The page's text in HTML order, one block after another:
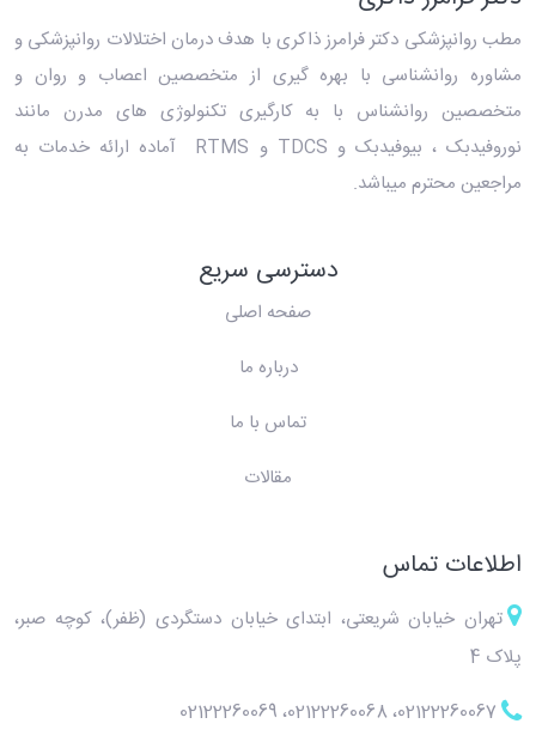
مطب روانپزشکی دکتر فرامرز ذاکری با هدف درمان اختلالات روانپزشکی و
مشاوره روانشناسی با بهره گیری از متخصصین اعصاب و روان و
متخصصین روانشناس با به کارگیری تکنولوژی های مدرن مانند
نوروفیدبک ، بیوفیدبک و TDCS و RTMS آماده ارائه خدمات به
مراجعین محترم میباشد.
دسترسی سریع
صفحه اصلی
درباره ما
تماس با ما
مقالات
اطلاعات تماس
تهران خیابان شریعتی، ابتدای خیابان دستگردی (ظفر)، کوچه صبر،
پلاک 4
02122260067، 02122260068، 02122260069